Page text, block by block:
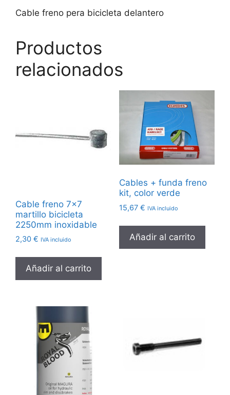
Cable freno pera bicicleta delantero
Productos
relacionados
Cable freno 7×7
martillo bicicleta
2250mm inoxidable
2,30 € IVA incluido
Añadir al carrito
Cables + funda freno
kit, color verde
15,67 € IVA incluido
Añadir al carrito